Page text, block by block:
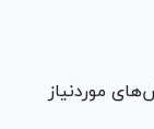
موردنیاز